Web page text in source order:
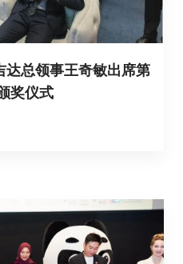
达总领事王奇敏出席第
奖仪式